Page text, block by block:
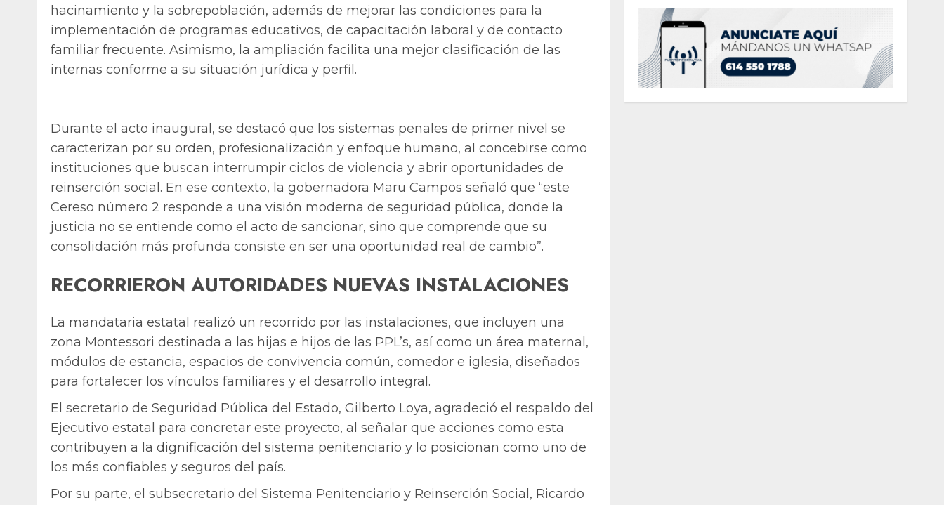
hacinamiento y la sobrepoblación, además de mejorar las condiciones para la
implementación de programas educativos, de capacitación laboral y de contacto
familiar frecuente. Asimismo, la ampliación facilita una mejor clasificación de las
internas conforme a su situación jurídica y perfil.
Durante el acto inaugural, se destacó que los sistemas penales de primer nivel se
caracterizan por su orden, profesionalización y enfoque humano, al concebirse como
instituciones que buscan interrumpir ciclos de violencia y abrir oportunidades de
reinserción social. En ese contexto, la gobernadora Maru Campos señaló que “este
Cereso número 2 responde a una visión moderna de seguridad pública, donde la
justicia no se entiende como el acto de sancionar, sino que comprende que su
consolidación más profunda consiste en ser una oportunidad real de cambio”.
RECORRIERON AUTORIDADES NUEVAS INSTALACIONES
La mandataria estatal realizó un recorrido por las instalaciones, que incluyen una
zona Montessori destinada a las hijas e hijos de las PPL’s, así como un área maternal,
módulos de estancia, espacios de convivencia común, comedor e iglesia, diseñados
para fortalecer los vínculos familiares y el desarrollo integral.
El secretario de Seguridad Pública del Estado, Gilberto Loya, agradeció el respaldo del
Ejecutivo estatal para concretar este proyecto, al señalar que acciones como esta
contribuyen a la dignificación del sistema penitenciario y lo posicionan como uno de
los más confiables y seguros del país.
Por su parte, el subsecretario del Sistema Penitenciario y Reinserción Social, Ricardo